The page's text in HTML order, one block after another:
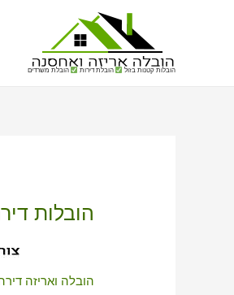
הובלות קטנות בזול הובלת דירות הובלת משרדים
הובלות
הובלה ואריזה